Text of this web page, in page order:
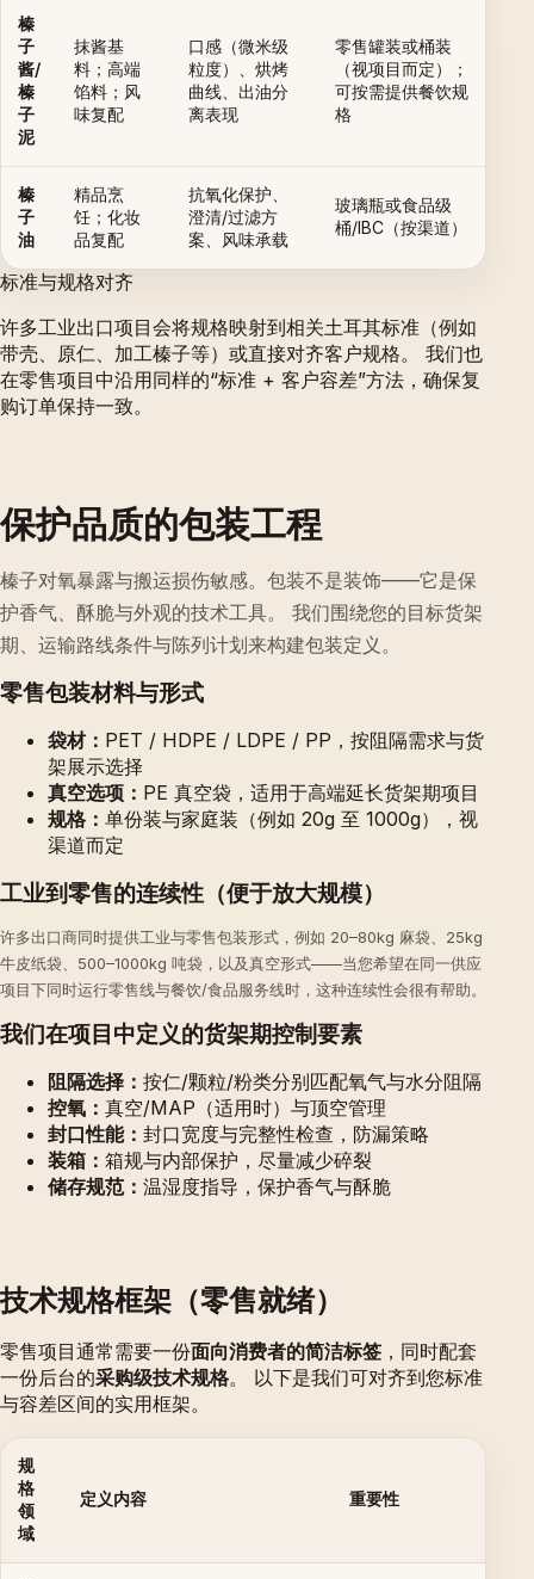
榛
子
酱/
榛
子
泥
抹酱基
料；高端
馅料；风
味复配
口感（微米级
粒度）、烘烤
曲线、出油分
离表现
零售罐装或桶装
（视项目而定）；
可按需提供餐饮规
格
榛
子
油
精品烹
饪；化妆
品复配
抗氧化保护、
澄清/过滤方
案、风味承载
玻璃瓶或食品级
桶/IBC（按渠道）
标准与规格对齐
许多工业出口项目会将规格映射到相关土耳其标准（例如
带壳、原仁、加工榛子等）或直接对齐客户规格。 我们也
在零售项目中沿用同样的“标准 + 客户容差”方法，确保复
购订单保持一致。
保护品质的包装工程
榛子对氧暴露与搬运损伤敏感。包装不是装饰——它是保
护香气、酥脆与外观的技术工具。 我们围绕您的目标货架
期、运输路线条件与陈列计划来构建包装定义。
零售包装材料与形式
袋材： PET / HDPE / LDPE / PP，按阻隔需求与货
架展示选择
真空选项： PE 真空袋，适用于高端延长货架期项目
规格： 单份装与家庭装（例如 20g 至 1000g），视
渠道而定
工业到零售的连续性（便于放大规模）
许多出口商同时提供工业与零售包装形式，例如 20–80kg 麻袋、25kg
牛皮纸袋、500–1000kg 吨袋，以及真空形式——当您希望在同一供应
项目下同时运行零售线与餐饮/食品服务线时，这种连续性会很有帮助。
我们在项目中定义的货架期控制要素
阻隔选择： 按仁/颗粒/粉类分别匹配氧气与水分阻隔
控氧： 真空/MAP（适用时）与顶空管理
封口性能： 封口宽度与完整性检查，防漏策略
装箱： 箱规与内部保护，尽量减少碎裂
储存规范： 温湿度指导，保护香气与酥脆
技术规格框架（零售就绪）
零售项目通常需要一份面向消费者的简洁标签 ，同时配套
一份后台的采购级技术规格。 以下是我们可对齐到您标准
与容差区间的实用框架。
规
格
领
域
定义内容 重要性